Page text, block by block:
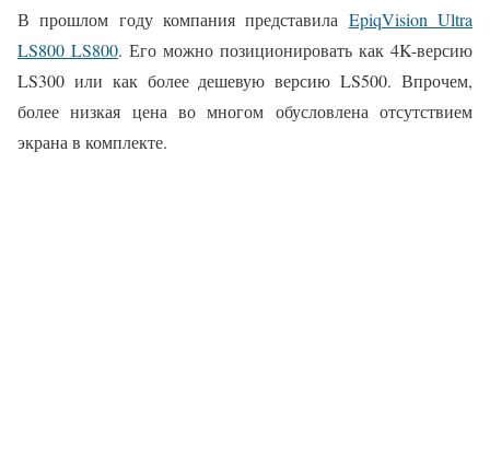
В прошлом году компания представила EpiqVision Ultra
LS800 LS800. Его можно позиционировать как 4K-версию
LS300 или как более дешевую версию LS500. Впрочем,
более низкая цена во многом обусловлена отсутствием
экрана в комплекте.